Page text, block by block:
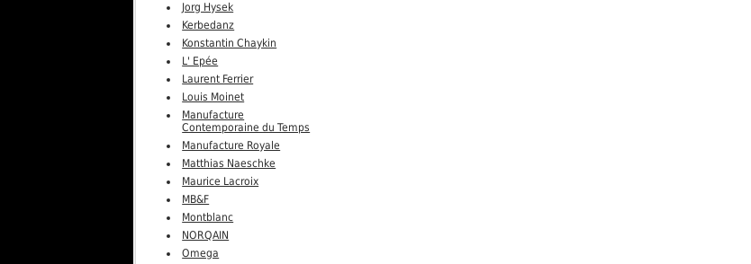
Jorg Hysek
Kerbedanz
Konstantin Chaykin
L' Epée
Laurent Ferrier
Louis Moinet
Manufacture
Contemporaine du Temps
Manufacture Royale
Matthias Naeschke
Maurice Lacroix
MB&F
Montblanc
NORQAIN
Omega